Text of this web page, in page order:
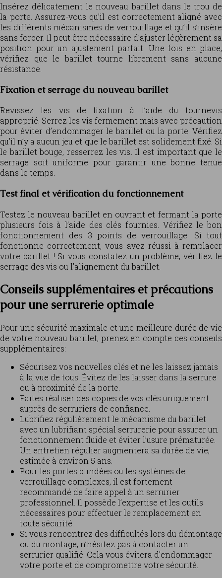
Insérez délicatement le nouveau barillet dans le trou de
la porte. Assurez-vous qu’il est correctement aligné avec
les différents mécanismes de verrouillage et qu’il s’insère
sans forcer. Il peut être nécessaire d’ajuster légèrement sa
position pour un ajustement parfait. Une fois en place,
vérifiez que le barillet tourne librement sans aucune
résistance.
Fixation et serrage du nouveau barillet
Revissez les vis de fixation à l’aide du tournevis
approprié. Serrez les vis fermement mais avec précaution
pour éviter d’endommager le barillet ou la porte. Vérifiez
qu’il n’y a aucun jeu et que le barillet est solidement fixé. Si
le barillet bouge, resserrez les vis. Il est important que le
serrage soit uniforme pour garantir une bonne tenue
dans le temps.
Test final et vérification du fonctionnement
Testez le nouveau barillet en ouvrant et fermant la porte
plusieurs fois à l’aide des clés fournies. Vérifiez le bon
fonctionnement des 3 points de verrouillage. Si tout
fonctionne correctement, vous avez réussi à remplacer
votre barillet ! Si vous constatez un problème, vérifiez le
serrage des vis ou l’alignement du barillet.
Conseils supplémentaires et précautions
pour une serrurerie optimale
Pour une sécurité maximale et une meilleure durée de vie
de votre nouveau barillet, prenez en compte ces conseils
supplémentaires:
Sécurisez vos nouvelles clés et ne les laissez jamais
à la vue de tous. Évitez de les laisser dans la serrure
ou à proximité de la porte.
Faites réaliser des copies de vos clés uniquement
auprès de serruriers de confiance.
Lubrifiez régulièrement le mécanisme du barillet
avec un lubrifiant spécial serrurerie pour assurer un
fonctionnement fluide et éviter l’usure prématurée.
Un entretien régulier augmentera sa durée de vie,
estimée à environ 5 ans.
Pour les portes blindées ou les systèmes de
verrouillage complexes, il est fortement
recommandé de faire appel à un serrurier
professionnel. Il possède l’expertise et les outils
nécessaires pour effectuer le remplacement en
toute sécurité.
Si vous rencontrez des difficultés lors du démontage
ou du montage, n’hésitez pas à contacter un
serrurier qualifié. Cela vous évitera d’endommager
votre porte et de compromettre votre sécurité.